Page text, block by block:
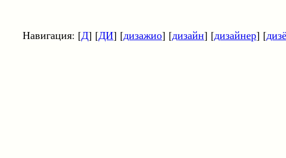
Навигация: [Д] [ДИ] [дизажио] [дизайн] [дизайнер] [